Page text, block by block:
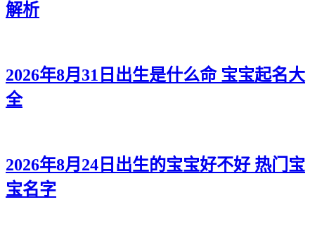
解析
2026年8月31日出生是什么命 宝宝起名大
全
2026年8月24日出生的宝宝好不好 热门宝
宝名字